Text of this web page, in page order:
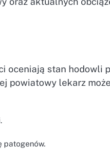
oceniają stan hodowli
powiatowy lekarz
patogenów.